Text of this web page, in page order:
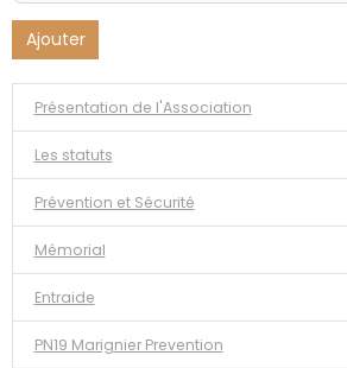
Ajouter
Présentation de l'Association
Les statuts
Prévention et Sécurité
Mémorial
Entraide
PN19 Marignier Prevention